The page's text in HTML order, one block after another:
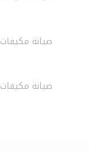
صيانة مكيفات
صيانة مكيفات